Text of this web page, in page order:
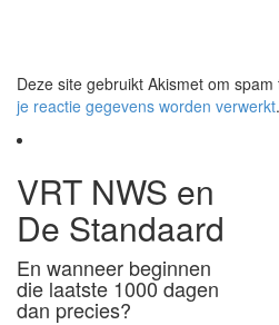
Deze site gebruikt Akismet om
je reactie gegevens worden verwerkt.
VRT NWS en
De Standaard
En wanneer beginnen
die laatste 1000 dagen
dan precies?